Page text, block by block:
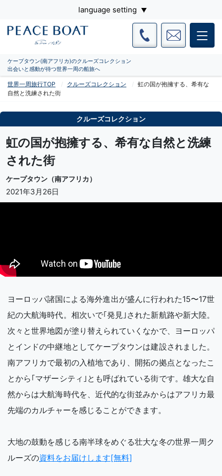
language setting
ケープタウン(南アフリカ)のクルーズコレクション
出会いと感動が待つ世界一周の船旅へ
世界一周旅行TOP クルーズコレクション
虹の国が抱擁する、希有な
自然と洗練された街
クルーズコレクション
虹の国が抱擁する、希有な自然と洗練
された街
ケープタウン（南アフリカ）
2021年3月26日
ヨーロッパ諸国による海外進出が盛んに行われた15〜17世
紀の大航海時代。相次いで｢発見｣された新航路や新大陸。
次々と世界地図が塗り替えられていくなかで、ヨーロッパ
とインドの中継地としてケープタウンは建設されました。
南アフリカで最初の入植地であり、開拓の拠点となったこ
とから｢マザーシティ｣とも呼ばれている街です。雄大な自
然からは大航海時代を、近代的な街並みからはアフリカ最
先端のカルチャーを感じることができます。
大地の鼓動を感じる南半球をめぐる壮大な冬の世界一周ク
ルーズの資料をお届けします[無料]